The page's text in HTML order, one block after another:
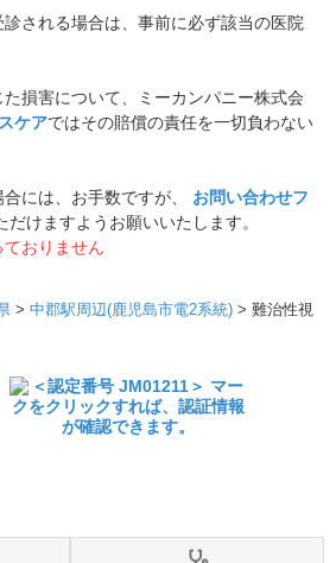
される場合は、事前に必ず該当の医院
損害について、ミーカンパニー株式会
ケアではその賠償の責任を一切負わない
には、お手数ですが、 お問い合わせフ
だけますようお願いいたします。
おりません
> 中郡駅周辺(鹿児島市電2系統) > 難治性視